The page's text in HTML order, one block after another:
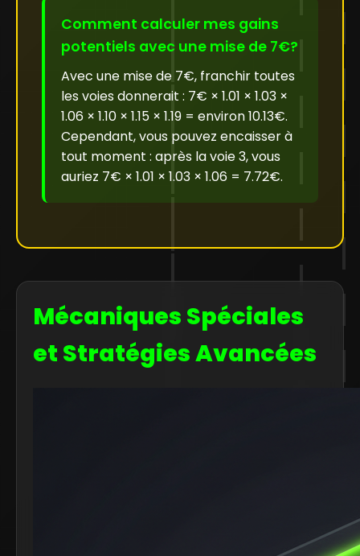
Comment calculer mes gains
potentiels avec une mise de 7€?
Avec une mise de 7€, franchir toutes
les voies donnerait : 7€ × 1.01 × 1.03 ×
1.06 × 1.10 × 1.15 × 1.19 = environ 10.13€.
Cependant, vous pouvez encaisser à
tout moment : après la voie 3, vous
auriez 7€ × 1.01 × 1.03 × 1.06 = 7.72€.
Mécaniques Spéciales
et Stratégies Avancées